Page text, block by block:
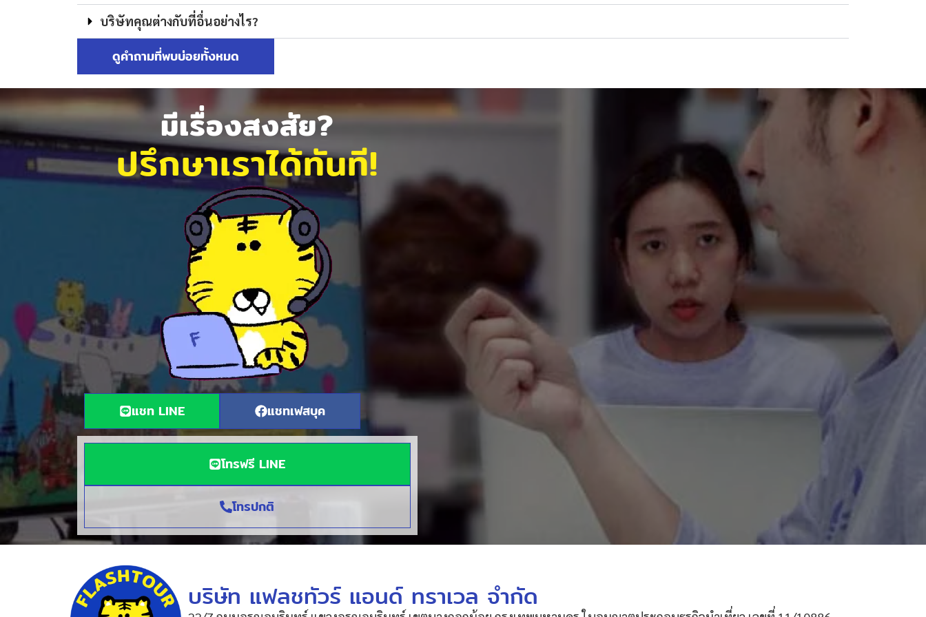
บริษัทคุณต่างกับที่อื่นอย่างไร?
ดูคำถามที่พบบ่อยทั้งหมด
มีเรื่องสงสัย?
ปรึกษาเราได้ทันที!
แชท LINE แชทเฟสบุค
โทรฟรี LINE
โทรปกติ
บริษัท แฟลชทัวร์ แอนด์ ทราเวล จำกัด